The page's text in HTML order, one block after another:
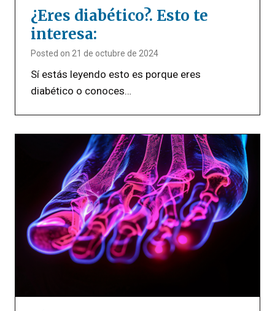
¿Eres diabético?. Esto te
interesa:
Posted on 21 de octubre de 2024
Sí estás leyendo esto es porque eres
diabético o conoces…